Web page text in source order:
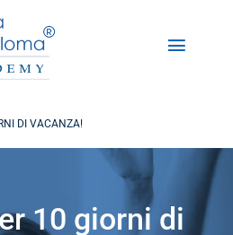
Toggle
DI VACANZA!
10 giorni di